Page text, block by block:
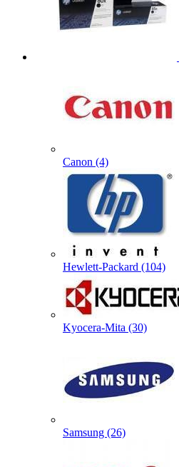
Canon (4)
Hewlett-Packard (104)
Kyocera-Mita (30)
Samsung (26)